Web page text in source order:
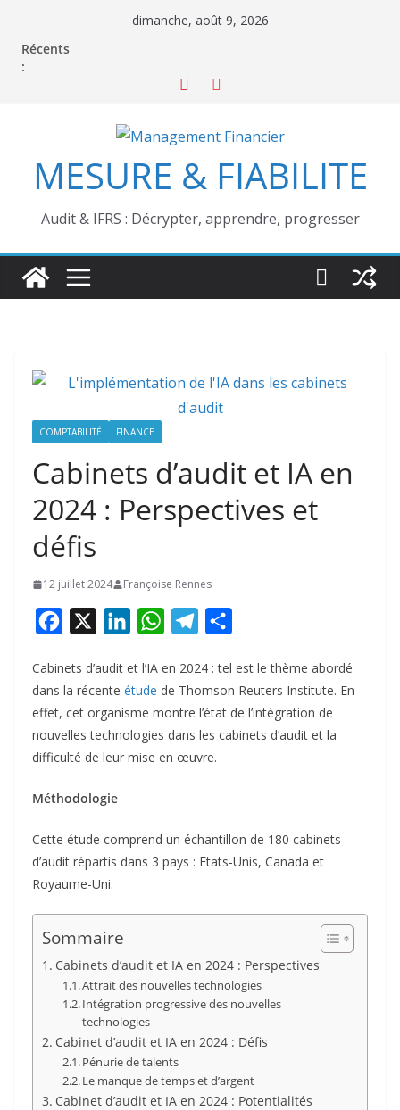
contenu
dimanche, août 9, 2026
Récents
:
MESURE & FIABILITE
Audit & IFRS : Décrypter, apprendre, progresser
COMPTABILITÉ FINANCE
Cabinets d’audit et IA en
2024 : Perspectives et
défis
12 juillet 2024 Françoise Rennes
c
e
b
o
k
n
k
e
d
W
a
t
s
A
l
e
g
r
r
t
a
Cabinets d’audit et l’IA en 2024 : tel est le thème abordé
dans la récente étude de Thomson Reuters Institute. En
effet, cet organisme montre l’état de l’intégration de
nouvelles technologies dans les cabinets d’audit et la
difficulté de leur mise en œuvre.
Méthodologie
Cette étude comprend un échantillon de 180 cabinets
d’audit répartis dans 3 pays : Etats-Unis, Canada et
Royaume-Uni.
Sommaire
Cabinets d’audit et IA en 2024 : Perspectives
Attrait des nouvelles technologies
Intégration progressive des nouvelles
technologies
Cabinet d’audit et IA en 2024 : Défis
Pénurie de talents
Le manque de temps et d’argent
Cabinet d’audit et IA en 2024 : Potentialités